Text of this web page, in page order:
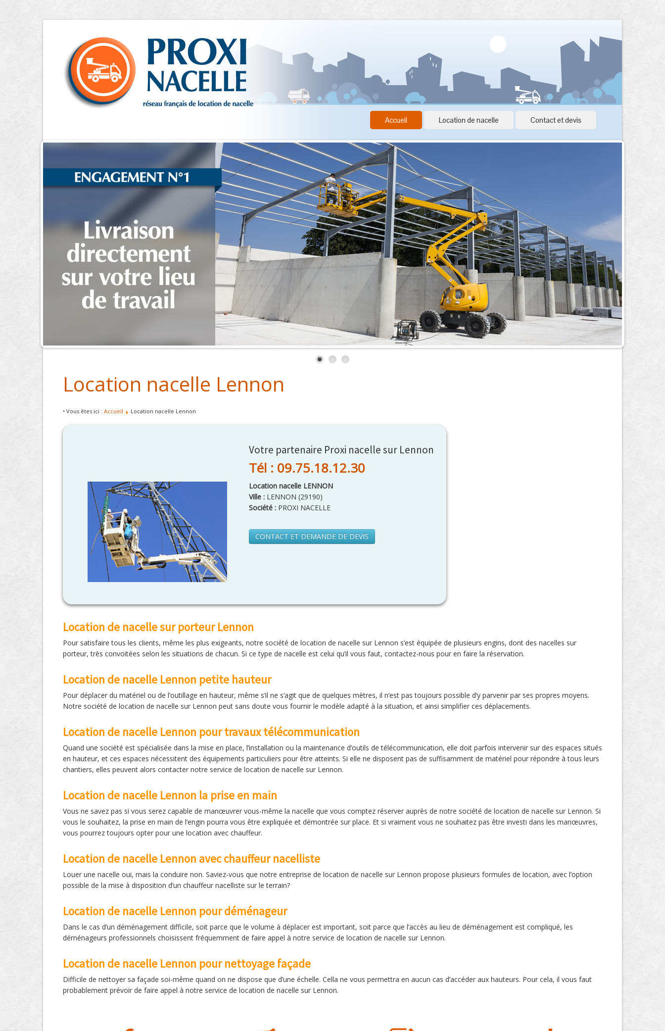
Accueil Location de nacelle Contact et devis
Location nacelle Lennon
• Vous êtes ici : Accueil Location nacelle Lennon
Votre partenaire Proxi nacelle sur Lennon
Tél : 09.75.18.12.30
Location nacelle LENNON
Ville : LENNON (29190)
Société : PROXI NACELLE
CONTACT ET DEMANDE DE DEVIS
Location de nacelle sur porteur Lennon
Pour satisfaire tous les clients, même les plus exigeants, notre société de location de nacelle sur Lennon s’est équipée de plusieurs engins, dont des nacelles sur
porteur, très convoitées selon les situations de chacun. Si ce type de nacelle est celui qu’il vous faut, contactez-nous pour en faire la réservation.
Location de nacelle Lennon petite hauteur
Pour déplacer du matériel ou de l’outillage en hauteur, même s’il ne s’agit que de quelques mètres, il n’est pas toujours possible d’y parvenir par ses propres moyens.
Notre société de location de nacelle sur Lennon peut sans doute vous fournir le modèle adapté à la situation, et ainsi simplifier ces déplacements.
Location de nacelle Lennon pour travaux télécommunication
Quand une société est spécialisée dans la mise en place, l’installation ou la maintenance d’outils de télécommunication, elle doit parfois intervenir sur des espaces situés
en hauteur, et ces espaces nécessitent des équipements particuliers pour être atteints. Si elle ne disposent pas de suffisamment de matériel pour répondre à tous leurs
chantiers, elles peuvent alors contacter notre service de location de nacelle sur Lennon.
Location de nacelle Lennon la prise en main
Vous ne savez pas si vous serez capable de manœuvrer vous-même la nacelle que vous comptez réserver auprès de notre société de location de nacelle sur Lennon. Si
vous le souhaitez, la prise en main de l’engin pourra vous être expliquée et démontrée sur place. Et si vraiment vous ne souhaitez pas être investi dans les manœuvres,
vous pourrez toujours opter pour une location avec chauffeur.
Location de nacelle Lennon avec chauffeur nacelliste
Louer une nacelle oui, mais la conduire non. Saviez-vous que notre entreprise de location de nacelle sur Lennon propose plusieurs formules de location, avec l’option
possible de la mise à disposition d’un chauffeur nacelliste sur le terrain?
Location de nacelle Lennon pour déménageur
Dans le cas d’un déménagement difficile, soit parce que le volume à déplacer est important, soit parce que l’accès au lieu de déménagement est compliqué, les
déménageurs professionnels choisissent fréquemment de faire appel à notre service de location de nacelle sur Lennon.
Location de nacelle Lennon pour nettoyage façade
Difficile de nettoyer sa façade soi-même quand on ne dispose que d’une échelle. Cella ne vous permettra en aucun cas d’accéder aux hauteurs. Pour cela, il vous faut
probablement prévoir de faire appel à notre service de location de nacelle sur Lennon.